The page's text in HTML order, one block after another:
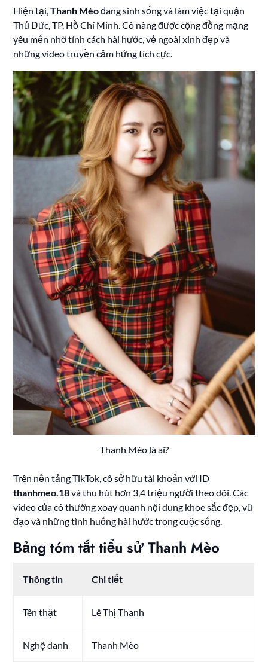
Hiện tại,Thanh Mèođang sinh sống và làm việc tại quận
Thủ Đức, TP. Hồ Chí Minh. Cô nàng được cộng đồng mạng
yêu mến nhờ tính cách hài hước, vẻ ngoài xinh đẹp và
những video truyền cảm hứng tích cực.
Thanh Mèo là ai?
Trên nền tảng TikTok, cô sở hữu tài khoản với ID
thanhmeo.18và thu hút hơn 3,4 triệu người theo dõi. Các
video của cô thường xoay quanh nội dung khoe sắc đẹp, vũ
đạo và những tình huống hài hước trong cuộc sống.
Bảng tóm tắt tiểu sử Thanh Mèo
Thông tin Chi tiết
Tên thật Lê Thị Thanh
Nghệ danh Thanh Mèo